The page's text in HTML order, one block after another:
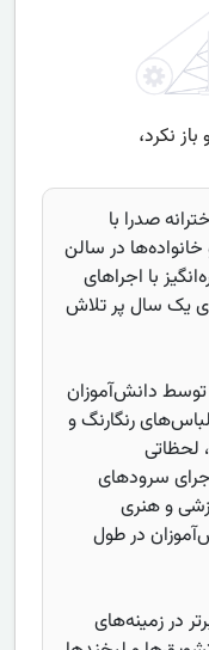
صدرا با
در سالن
با اجراهای
یک سال پر تلاش
توسط دانش‌آموزان
رنگارنگ و
لحظاتی
سرودهای
و هنری
در طول
در زمینه‌های